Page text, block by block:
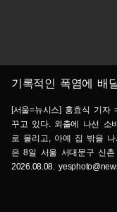
기록적인 폭염에 배
[서울=뉴시스] 홍효식 기
꾸고 있다. 외출에 나선 소
로 몰리고, 아예 집 밖을
은 8일 서울 서대문구 신
2026.08.08.